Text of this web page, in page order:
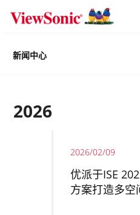
Skip to main content
新闻中心
2026
2026/02/09
优派于ISE
方案打造多空